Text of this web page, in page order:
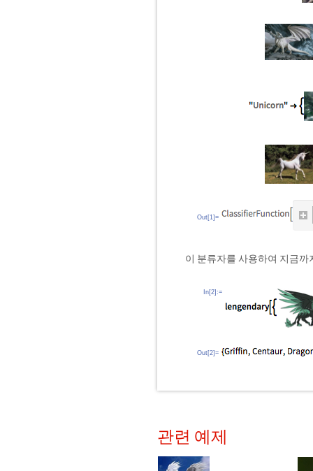
Out[1]=
이 분류자를 사용하여 지금
In[2]:=
Out[2]=
관련 예제